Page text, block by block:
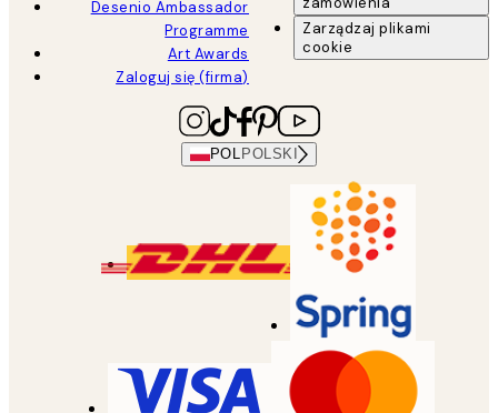
Desenio Ambassador
Programme
Art Awards
Zaloguj się (firma)
Zarządzaj plikami
cookie
POL POLSKI